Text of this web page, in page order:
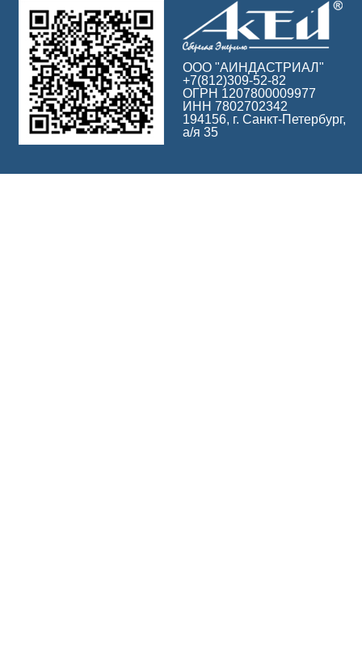
ООО "АИНДАСТРИАЛ"
+7(812)309-52-82
ОГРН 1207800009977
ИНН 7802702342
194156, г. Санкт-Петербург,
а/я 35